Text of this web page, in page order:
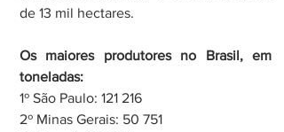
de 13 mil hectares.
Os maiores produtores no Brasil, em
toneladas:
1º São Paulo: 121 216
2º Minas Gerais: 50 751